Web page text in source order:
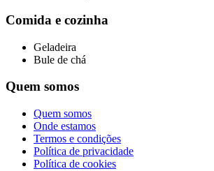
Comida e cozinha
Geladeira
Bule de chá
Quem somos
Quem somos
Onde estamos
Termos e condições
Política de privacidade
Política de cookies